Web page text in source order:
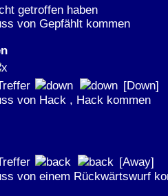
getroffen haben
von Gepfählt kommen
[Down]
von Hack , Hack kommen
[Away]
von einem Rückwärtswurf